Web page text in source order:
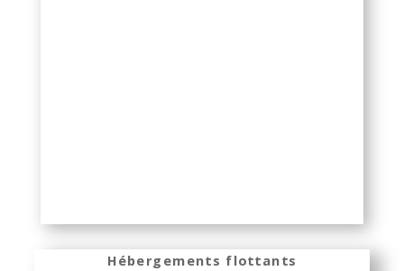
Hébergements flottants